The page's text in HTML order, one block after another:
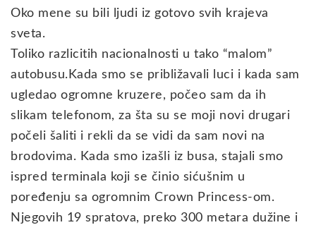
Oko mene su bili ljudi iz gotovo svih krajeva
sveta.
Toliko razlicitih nacionalnosti u tako “malom”
autobusu.Kada smo se približavali luci i kada sam
ugledao ogromne kruzere, počeo sam da ih
slikam telefonom, za šta su se moji novi drugari
počeli šaliti i rekli da se vidi da sam novi na
brodovima. Kada smo izašli iz busa, stajali smo
ispred terminala koji se činio sićušnim u
poređenju sa ogromnim Crown Princess-om.
Njegovih 19 spratova, preko 300 metara dužine i